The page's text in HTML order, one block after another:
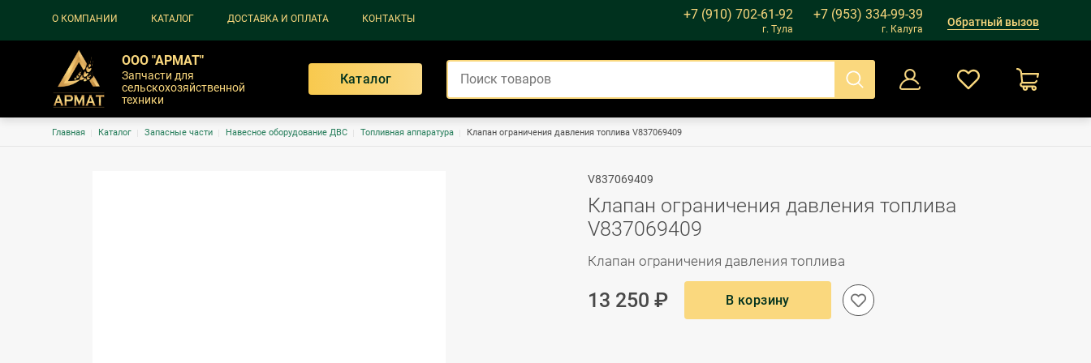
Основная навигация
О КОМПАНИИ КАТАЛОГ ДОСТАВКА И ОПЛАТА КОНТАКТЫ +7 (910) 702-61-92
г. Тула
+7 (953) 334-99-39
г. Калуга
Обратный вызов
ООО "АРМАТ"
Запчасти для
сельскохозяйственной
техники
Каталог
Строка навигации
Главная Каталог Запасные части Навесное оборудование ДВС Топливная аппаратура Клапан ограничения давления топлива V837069409
V837069409
Клапан ограничения давления топлива
V837069409
Клапан ограничения давления топлива
13 250 ₽ В корзину